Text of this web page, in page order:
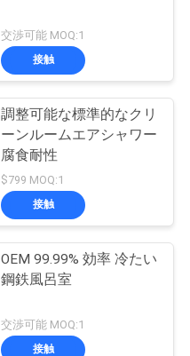
交渉可能 MOQ:1
接触
調整可能な標準的なクリ
ーンルームエアシャワー
腐食耐性
$799 MOQ:1
接触
OEM 99.99% 効率 冷たい
鋼鉄風呂室
交渉可能 MOQ:1
接触